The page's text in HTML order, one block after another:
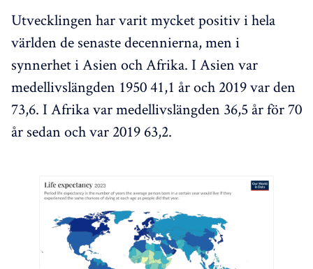
Utvecklingen har varit mycket positiv i hela
världen de senaste decennierna, men i
synnerhet i Asien och Afrika. I Asien var
medellivslängden 1950 41,1 år och 2019 var den
73,6. I Afrika var medellivslängden 36,5 år för 70
år sedan och var 2019 63,2.